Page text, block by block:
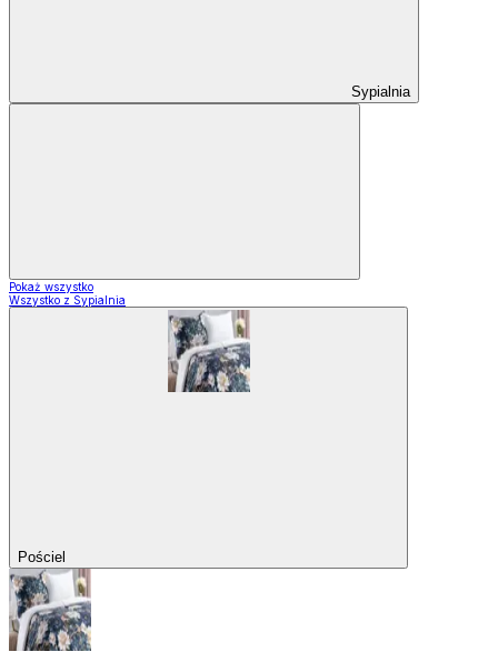
Sypialnia
Pokaż wszystko
Wszystko z Sypialnia
Pościel